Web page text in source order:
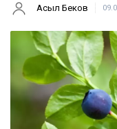
Асыл Беков